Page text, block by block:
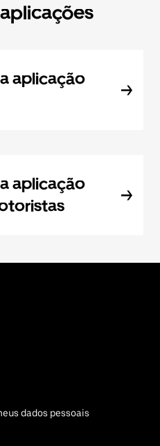
aplicação
aplicação
dados pessoais